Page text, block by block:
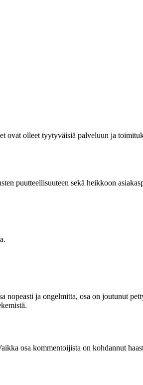
ovat olleet tyytyväisiä palveluun ja
puutteellisuuteen sekä heikkoon
nopeasti ja ongelmitta, osa on joutunut
osa kommentoijista on kohdannut